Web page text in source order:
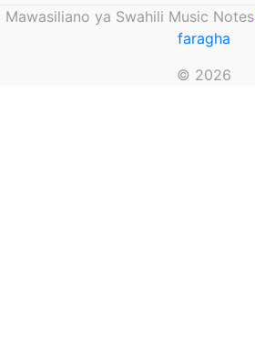
Mawasiliano ya Swahili Music Notes
faragha
© 2026